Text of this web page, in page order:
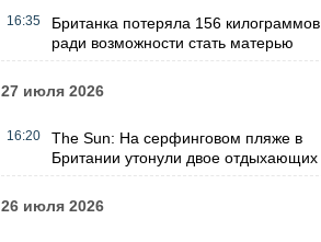
16:35
Британка потеряла 156 килограммов
ради возможности стать матерью
27 июля 2026
16:20
The Sun: На серфинговом пляже в
Британии утонули двое отдыхающих
26 июля 2026